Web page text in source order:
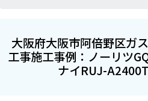
大阪府大阪市阿倍野区ガ
工事施工事例：ノーリツ
ナイRUJ-